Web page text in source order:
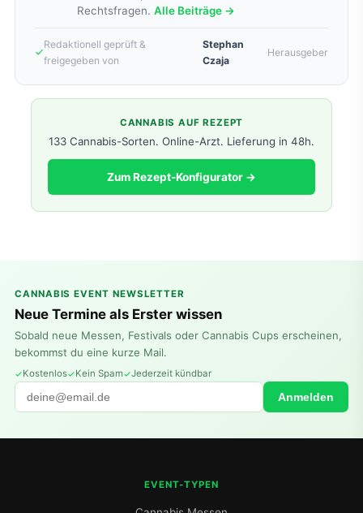
Rechtsfragen. Alle Beiträge →
Redaktionell geprüft &
freigegeben von
Stephan
Czaja
·Herausgeber
CANNABIS AUF REZEPT
133 Cannabis-Sorten. Online-Arzt. Lieferung in 48h.
Zum Rezept-Konfigurator →
CANNABIS EVENT NEWSLETTER
Neue Termine als Erster wissen
Sobald neue Messen, Festivals oder Cannabis Cups erscheinen,
bekommst du eine kurze Mail.
Kostenlos Kein Spam Jederzeit kündbar
Anmelden
EVENT-TYPEN